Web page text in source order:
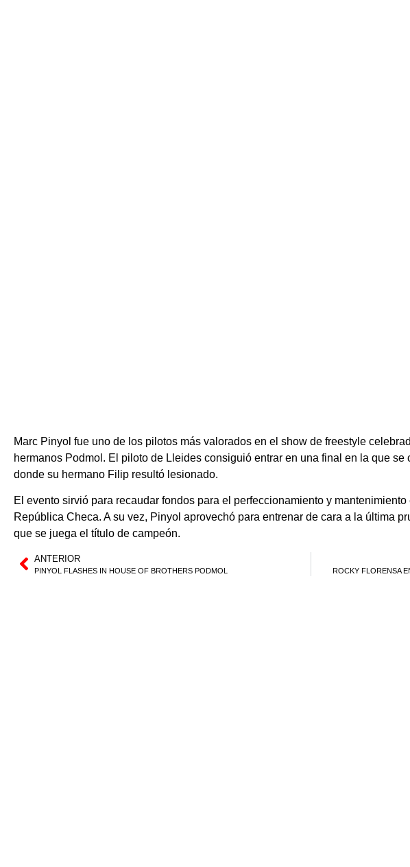
Marc Pinyol fue uno de los pilotos más valorados en el show de freestyle
hermanos Podmol. El piloto de Lleides consiguió entrar en una final en la que
donde su hermano Filip resultó lesionado.
El evento sirvió para recaudar fondos para el perfeccionamiento y
República Checa. A su vez, Pinyol aprovechó para entrenar de cara a la última
que se juega el título de campeón.
ANTERIOR
PINYOL FLASHES IN HOUSE OF BROTHERS PODMOL ROCKY FLORENSA